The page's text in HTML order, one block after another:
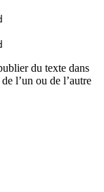
du texte dans
l’un ou de l’autre